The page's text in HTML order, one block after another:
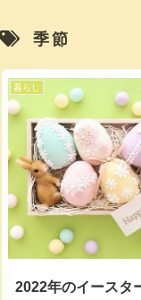
季節
暮らし
2022年のイースタ